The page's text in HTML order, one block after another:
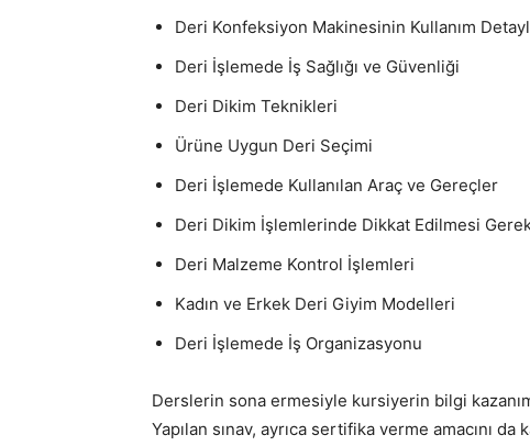
Deri Konfeksiyon Makinesinin Kullanım
Deri İşlemede İş Sağlığı ve Güvenliği
Deri Dikim Teknikleri
Ürüne Uygun Deri Seçimi
Deri İşlemede Kullanılan Araç ve Gereçler
Deri Dikim İşlemlerinde Dikkat Edilmesi
Deri Malzeme Kontrol İşlemleri
Kadın ve Erkek Deri Giyim Modelleri
Deri İşlemede İş Organizasyonu
Derslerin sona ermesiyle kursiyerin bilgi
Yapılan sınav, ayrıca sertifika verme amacını